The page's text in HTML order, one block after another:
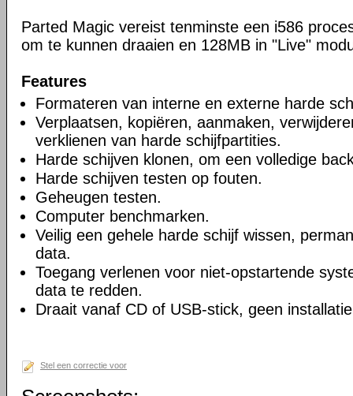
Parted Magic vereist tenminste een i586
om te kunnen draaien en 128MB in "Live"
Features
Formateren van interne en externe harde
Verplaatsen, kopiëren, aanmaken,
verklienen van harde schijfpartities.
Harde schijven klonen, om een volledige
Harde schijven testen op fouten.
Geheugen testen.
Computer benchmarken.
Veilig een gehele harde schijf wissen,
data.
Toegang verlenen voor niet-opstartende
data te redden.
Draait vanaf CD of USB-stick, geen
Stel een correctie voor